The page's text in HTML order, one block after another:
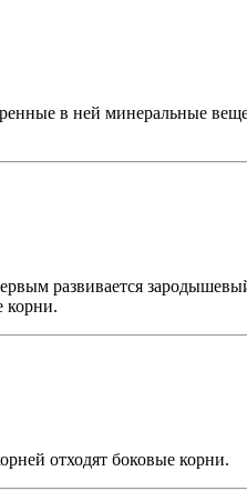
в ней минеральные
развивается
корни.
отходят боковые корни.